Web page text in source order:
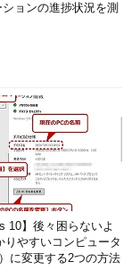
ョンの進捗状況を測
10】後々困らないよ
りやすいコンピュータ
に変更する2つの方法